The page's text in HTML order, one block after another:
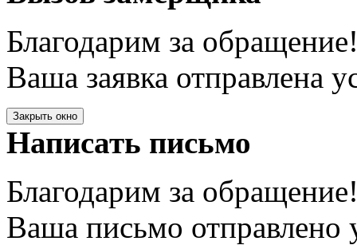
Благодарим за
Ваша заявка отправлена
Закрыть окно
Написать письмо
Благодарим за
Ваша письмо отправлено